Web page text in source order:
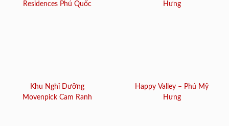
Residences Phú Quốc
Hưng
Khu Nghỉ Dưỡng
Movenpick Cam Ranh
Happy Valley – Phú Mỹ
Hưng